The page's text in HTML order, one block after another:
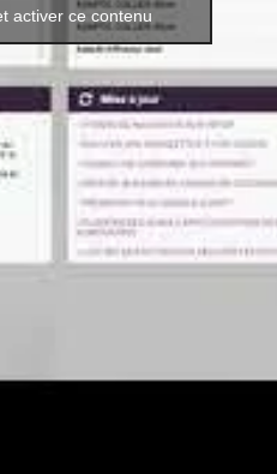
activer ce contenu